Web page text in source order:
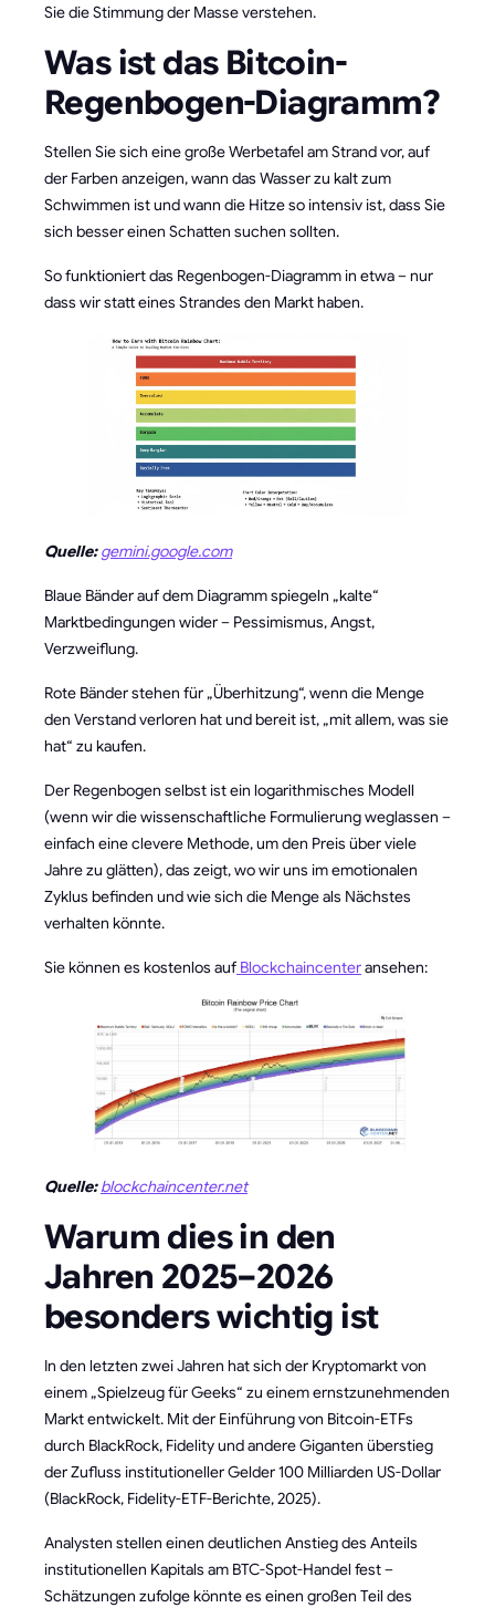
Sie die Stimmung der Masse verstehen.
Was ist das Bitcoin-
Regenbogen-Diagramm?
Stellen Sie sich eine große Werbetafel am Strand vor, auf
der Farben anzeigen, wann das Wasser zu kalt zum
Schwimmen ist und wann die Hitze so intensiv ist, dass Sie
sich besser einen Schatten suchen sollten.
So funktioniert das Regenbogen-Diagramm in etwa – nur
dass wir statt eines Strandes den Markt haben.
Quelle:gemini.google.com
Blaue Bänder auf dem Diagramm spiegeln „kalte“
Marktbedingungen wider – Pessimismus, Angst,
Verzweiflung.
Rote Bänder stehen für „Überhitzung“, wenn die Menge
den Verstand verloren hat und bereit ist, „mit allem, was sie
hat“ zu kaufen.
Der Regenbogen selbst ist ein logarithmisches Modell
(wenn wir die wissenschaftliche Formulierung weglassen –
einfach eine clevere Methode, um den Preis über viele
Jahre zu glätten), das zeigt, wo wir uns im emotionalen
Zyklus befinden und wie sich die Menge als Nächstes
verhalten könnte.
Sie können es kostenlos auf Blockchaincenteransehen:
Quelle: blockchaincenter.net
Warum dies in den
Jahren 2025–2026
besonders wichtig ist
In den letzten zwei Jahren hat sich der Kryptomarkt von
einem „Spielzeug für Geeks“ zu einem ernstzunehmenden
Markt entwickelt. Mit der Einführung von Bitcoin-ETFs
durch BlackRock, Fidelity und andere Giganten überstieg
der Zufluss institutioneller Gelder 100 Milliarden US-Dollar
(BlackRock, Fidelity-ETF-Berichte, 2025).
Analysten stellen einen deutlichen Anstieg des Anteils
institutionellen Kapitals am BTC-Spot-Handel fest –
Schätzungen zufolge könnte es einen großen Teil des